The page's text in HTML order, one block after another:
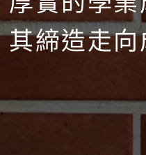
其締造走